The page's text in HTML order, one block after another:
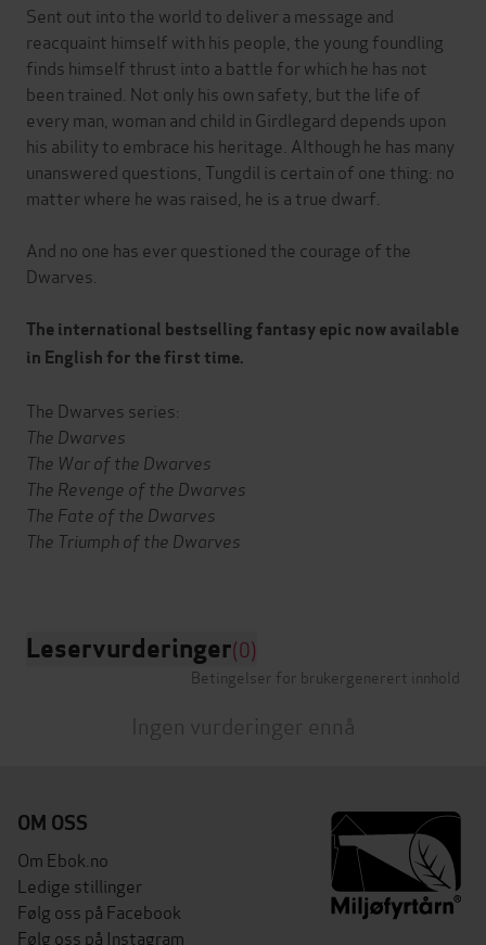
Sent out into the world to deliver a message and
reacquaint himself with his people, the young foundling
finds himself thrust into a battle for which he has not
been trained. Not only his own safety, but the life of
every man, woman and child in Girdlegard depends upon
his ability to embrace his heritage. Although he has many
unanswered questions, Tungdil is certain of one thing: no
matter where he was raised, he is a true dwarf.
And no one has ever questioned the courage of the
Dwarves.
The international bestselling fantasy epic now available
in English for the first time.
The Dwarves series:
The Dwarves
The War of the Dwarves
The Revenge of the Dwarves
The Fate of the Dwarves
The Triumph of the Dwarves
Leservurderinger(0)
Betingelser for brukergenerert innhold
Ingen vurderinger ennå
OM OSS
Om Ebok.no
Ledige stillinger
Følg oss på Facebook
Følg oss på Instagram